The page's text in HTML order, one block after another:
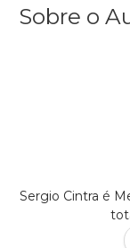
Sobre o
Sergio Cintra é